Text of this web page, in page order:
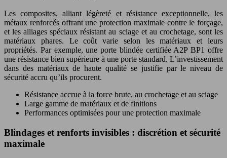
Les composites, alliant légèreté et résistance exceptionnelle, les
métaux renforcés offrant une protection maximale contre le forçage,
et les alliages spéciaux résistant au sciage et au crochetage, sont les
matériaux phares. Le coût varie selon les matériaux et leurs
propriétés. Par exemple, une porte blindée certifiée A2P BP1 offre
une résistance bien supérieure à une porte standard. L’investissement
dans des matériaux de haute qualité se justifie par le niveau de
sécurité accru qu’ils procurent.
Résistance accrue à la force brute, au crochetage et au sciage
Large gamme de matériaux et de finitions
Performances optimisées pour une protection maximale
Blindages et renforts invisibles : discrétion et sécurité
maximale